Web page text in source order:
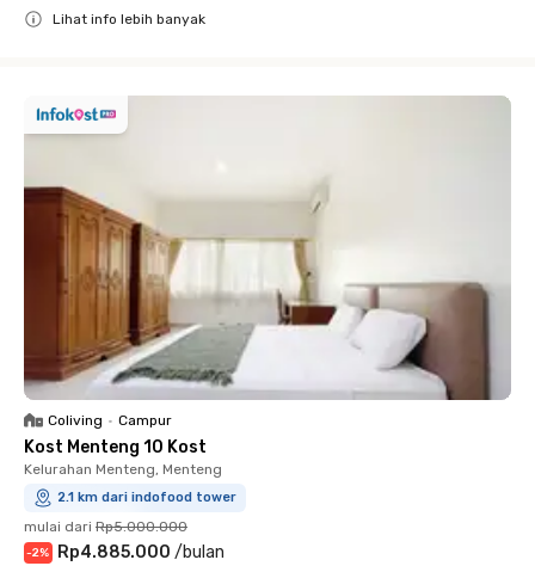
Lihat info lebih banyak
Coliving • Campur
Kost Menteng 10 Kost
Kelurahan Menteng, Menteng
2.1 km dari indofood tower
mulai dari Rp5.000.000
-2% Rp4.885.000 /bulan